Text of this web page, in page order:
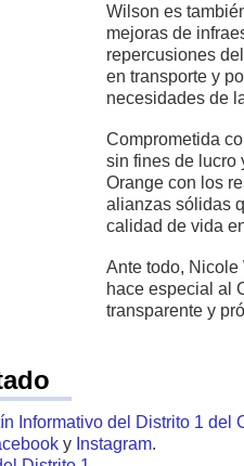
Wilson es
mejoras de
repercusiones
en transporte y
necesidades de
Comprometida
sin fines de lucro
Orange con los
alianzas sólidas
calidad de vida
Ante todo,
hace especial al
transparente y
Informativo del Distrito 1 del
y Instagram.